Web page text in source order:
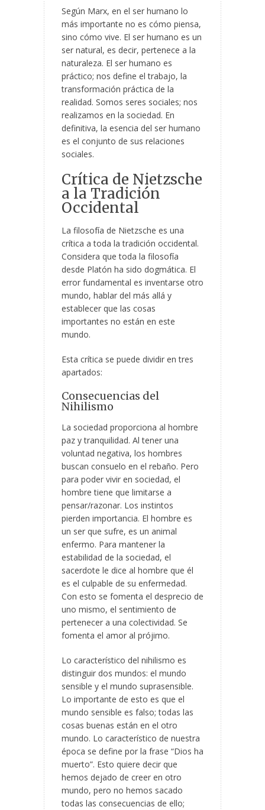
Según Marx, en el ser humano lo
más importante no es cómo piensa,
sino cómo vive. El ser humano es un
ser natural, es decir, pertenece a la
naturaleza. El ser humano es
práctico; nos define el trabajo, la
transformación práctica de la
realidad. Somos seres sociales; nos
realizamos en la sociedad. En
definitiva, la esencia del ser humano
es el conjunto de sus relaciones
sociales.
Crítica de Nietzsche
a la Tradición
Occidental
La filosofía de Nietzsche es una
crítica a toda la tradición occidental.
Considera que toda la filosofía
desde Platón ha sido dogmática. El
error fundamental es inventarse otro
mundo, hablar del más allá y
establecer que las cosas
importantes no están en este
mundo.
Esta crítica se puede dividir en tres
apartados:
Consecuencias del
Nihilismo
La sociedad proporciona al hombre
paz y tranquilidad. Al tener una
voluntad negativa, los hombres
buscan consuelo en el rebaño. Pero
para poder vivir en sociedad, el
hombre tiene que limitarse a
pensar/razonar. Los instintos
pierden importancia. El hombre es
un ser que sufre, es un animal
enfermo. Para mantener la
estabilidad de la sociedad, el
sacerdote le dice al hombre que él
es el culpable de su enfermedad.
Con esto se fomenta el desprecio de
uno mismo, el sentimiento de
pertenecer a una colectividad. Se
fomenta el amor al prójimo.
Lo característico del nihilismo es
distinguir dos mundos: el mundo
sensible y el mundo suprasensible.
Lo importante de esto es que el
mundo sensible es falso; todas las
cosas buenas están en el otro
mundo. Lo característico de nuestra
época se define por la frase “Dios ha
muerto”. Esto quiere decir que
hemos dejado de creer en otro
mundo, pero no hemos sacado
todas las consecuencias de ello;